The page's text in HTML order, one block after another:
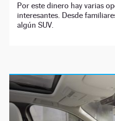
Por este dinero hay varias
interesantes. Desde
algún SUV.